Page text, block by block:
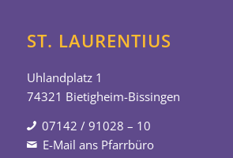
ST. LAURENTIUS
Uhlandplatz 1
74321 Bietigheim-Bissingen
07142 / 91028 – 10
E-Mail ans Pfarrbüro